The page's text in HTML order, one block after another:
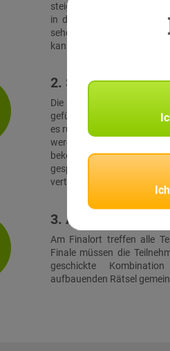
steigen alle anderen
in das Spiel ein und
sehen sich alle Teilnehmer
kann es losgehen!
2. Stadtrallye
Die Teams strömen, von
geführt, zu ihrer ersten
es rund ein Dutzend
werden. Vor Ort gilt es,
bekommt jeder
gespielt. Diese
verteilten Teilnehmer-Rollen.
3. Abschluss &
Am Finalort treffen alle
Finale müssen die
geschickte
aufbauenden Rätsel